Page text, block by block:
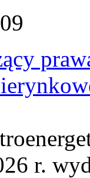
r.